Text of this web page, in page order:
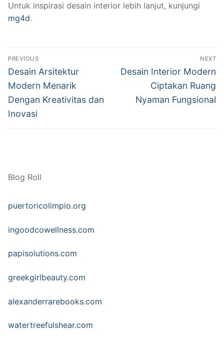
Untuk inspirasi desain interior lebih lanjut, kunjungi
mg4d.
Navigasi
pos
PREVIOUS
Previous
post:
Desain Arsitektur
Modern Menarik
Dengan Kreativitas dan
Inovasi
NEXT
Next
Desain Interior Modern
Ciptakan Ruang
Nyaman Fungsional
Blog Roll
puertoricolimpio.org
ingoodcowellness.com
papisolutions.com
greekgirlbeauty.com
alexanderrarebooks.com
watertreefulshear.com